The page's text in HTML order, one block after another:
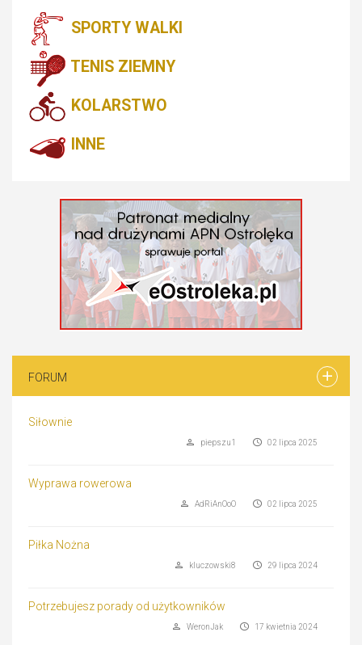
SPORTY WALKI
TENIS ZIEMNY
KOLARSTWO
INNE
FORUM
Siłownie
02 lipca 2025
piepszu1
Wyprawa rowerowa
02 lipca 2025
AdRiAnOoO
Piłka Nożna
29 lipca 2024
kluczowski8
Potrzebujesz porady od użytkowników
17 kwietnia 2024
WeronJak